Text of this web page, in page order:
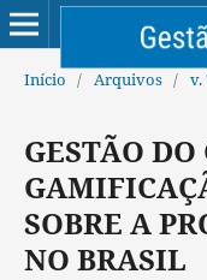
Início / Arquivos / v.
GESTÃO
SOBRE A
NO BRASIL